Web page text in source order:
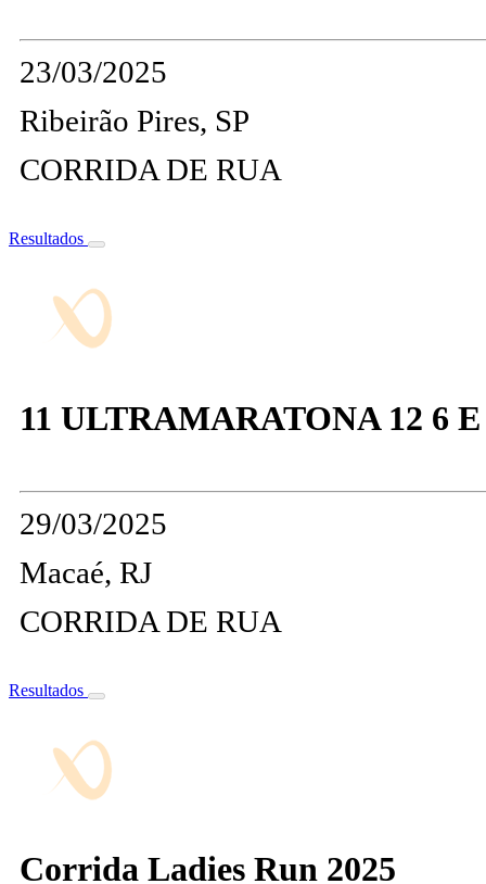
23/03/2025
Ribeirão Pires, SP
CORRIDA DE RUA
Resultados
11 ULTRAMARATONA 12 6
29/03/2025
Macaé, RJ
CORRIDA DE RUA
Resultados
Corrida Ladies Run 2025